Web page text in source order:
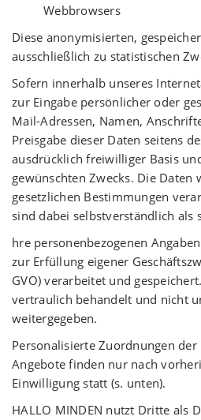
Webbrowsers
Diese anonymisierten,
ausschließlich zu statistischen
Sofern innerhalb unseres
zur Eingabe persönlicher oder
Mail-Adressen, Namen,
Preisgabe dieser Daten seitens
ausdrücklich freiwilliger Basis
gewünschten Zwecks. Die Daten
gesetzlichen Bestimmungen
sind dabei selbstverständlich als
hre personenbezogenen
zur Erfüllung eigener
GVO) verarbeitet und
vertraulich behandelt und nicht
weitergegeben.
Personalisierte Zuordnungen
Angebote finden nur nach
Einwilligung statt (s. unten).
HALLO MINDEN nutzt Dritte als